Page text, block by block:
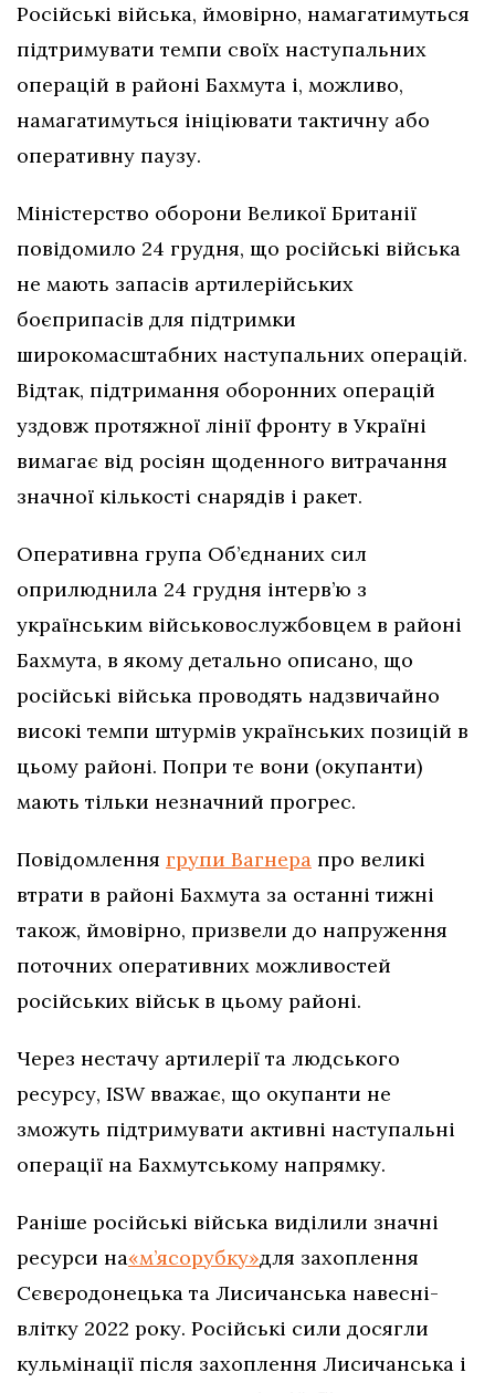
Російські війська, ймовірно, намагатимуться
підтримувати темпи своїх наступальних
операцій в районі Бахмута і, можливо,
намагатимуться ініціювати тактичну або
оперативну паузу.
Міністерство оборони Великої Британії
повідомило 24 грудня, що російські війська
не мають запасів артилерійських
боєприпасів для підтримки
широкомасштабних наступальних операцій.
Відтак, підтримання оборонних операцій
уздовж протяжної лінії фронту в Україні
вимагає від росіян щоденного витрачання
значної кількості снарядів і ракет.
Оперативна група Об’єднаних сил
оприлюднила 24 грудня інтерв’ю з
українським військовослужбовцем в районі
Бахмута, в якому детально описано, що
російські війська проводять надзвичайно
високі темпи штурмів українських позицій в
цьому районі. Попри те вони (окупанти)
мають тільки незначний прогрес.
Повідомлення групи Вагнера про великі
втрати в районі Бахмута за останні тижні
також, ймовірно, призвели до напруження
поточних оперативних можливостей
російських військ в цьому районі.
Через нестачу артилерії та людського
ресурсу, ISW вважає, що окупанти не
зможуть підтримувати активні наступальні
операції на Бахмутському напрямку.
Раніше російські війська виділили значні
ресурси на«м’ясорубку»для захоплення
Сєвєродонецька та Лисичанська навесні-
влітку 2022 року. Російські сили досягли
кульмінації після захоплення Лисичанська і